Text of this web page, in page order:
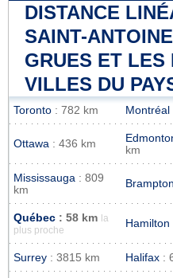
DISTANCE
SAINT-
GRUES ET LES
VILLES DU
Toronto : 782 km Montréal
Ottawa : 436 km
km
Mississauga : 809
km
Brampton
Québec : 58 km
la
plus proche
Hamilton
Surrey : 3815 km Halifax :